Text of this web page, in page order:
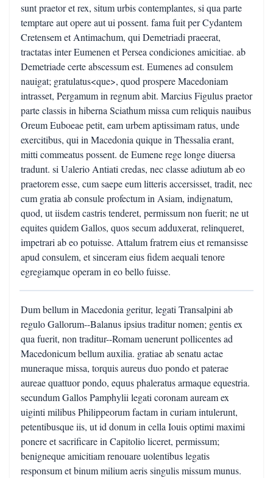
sunt praetor et rex, situm urbis contemplantes, si qua parte
temptare aut opere aut ui possent. fama fuit per Cydantem
Cretensem et Antimachum, qui Demetriadi praeerat,
tractatas inter Eumenen et Persea condiciones amicitiae. ab
Demetriade certe abscessum est. Eumenes ad consulem
nauigat; gratulatus<que>, quod prospere Macedoniam
intrasset, Pergamum in regnum abit. Marcius Figulus praetor
parte classis in hiberna Sciathum missa cum reliquis nauibus
Oreum Euboeae petit, eam urbem aptissimam ratus, unde
exercitibus, qui in Macedonia quique in Thessalia erant,
mitti commeatus possent. de Eumene rege longe diuersa
tradunt. si Ualerio Antiati credas, nec classe adiutum ab eo
praetorem esse, cum saepe eum litteris accersisset, tradit, nec
cum gratia ab consule profectum in Asiam, indignatum,
quod, ut iisdem castris tenderet, permissum non fuerit; ne ut
equites quidem Gallos, quos secum adduxerat, relinqueret,
impetrari ab eo potuisse. Attalum fratrem eius et remansisse
apud consulem, et sinceram eius fidem aequali tenore
egregiamque operam in eo bello fuisse.
Dum bellum in Macedonia geritur, legati Transalpini ab
regulo Gallorum--Balanus ipsius traditur nomen; gentis ex
qua fuerit, non traditur--Romam uenerunt pollicentes ad
Macedonicum bellum auxilia. gratiae ab senatu actae
muneraque missa, torquis aureus duo pondo et paterae
aureae quattuor pondo, equus phaleratus armaque equestria.
secundum Gallos Pamphylii legati coronam auream ex
uiginti milibus Philippeorum factam in curiam intulerunt,
petentibusque iis, ut id donum in cella Iouis optimi maximi
ponere et sacrificare in Capitolio liceret, permissum;
benigneque amicitiam renouare uolentibus legatis
responsum et binum milium aeris singulis missum munus.